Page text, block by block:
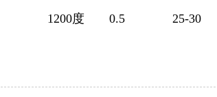
1200度 0.5 25-30